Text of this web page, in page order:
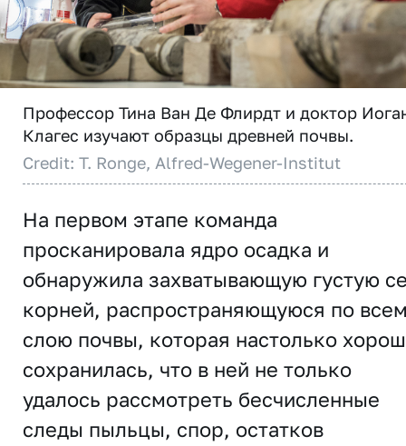
Профессор Тина Ван Де Флирдт и доктор
Клагес изучают образцы древней почвы.
Credit: T. Ronge, Alfred-Wegener-Institut
На первом этапе команда
просканировала ядро ​​осадка и
обнаружила захватывающую густую
корней, распространяющуюся по
слою почвы, которая настолько
сохранилась, что в ней не только
удалось рассмотреть бесчисленные
следы пыльцы, спор, остатков